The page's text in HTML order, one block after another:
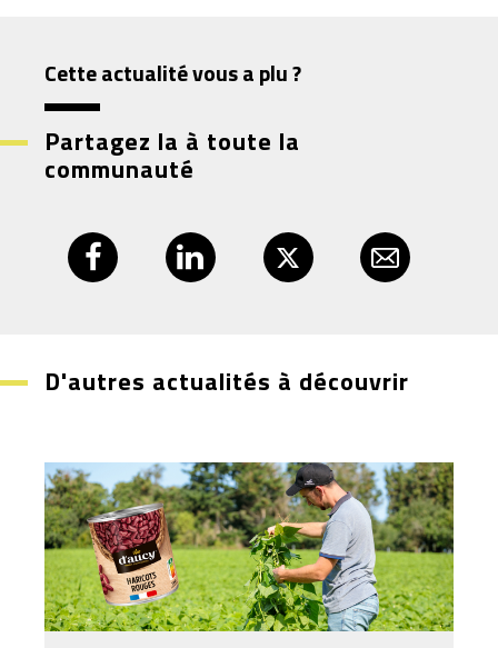
Cette actualité vous a plu ?
Partagez la à toute la
communauté
D'autres actualités à découvrir